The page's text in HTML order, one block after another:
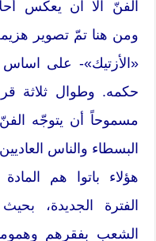
الفنّ الا ان يعكس
ومن هنا تمّ تصوير
«الأزتيك»- على
حكمه. وطوال ثلاثة
مسموحاً أن يتوجّه
البسطاء والناس
هؤلاء باتوا هم
الفترة الجديدة،
الشعب بفقرهم